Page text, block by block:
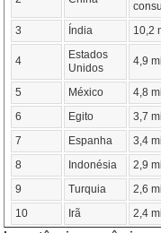
3
Índia 10,2
4
Estados
Unidos
4,9
5 México
4,8
6
Egito
3,7
7
Espanha
3,4
8
Indonésia
2,9
9
Turquia
2,6
10
Irã 2,4